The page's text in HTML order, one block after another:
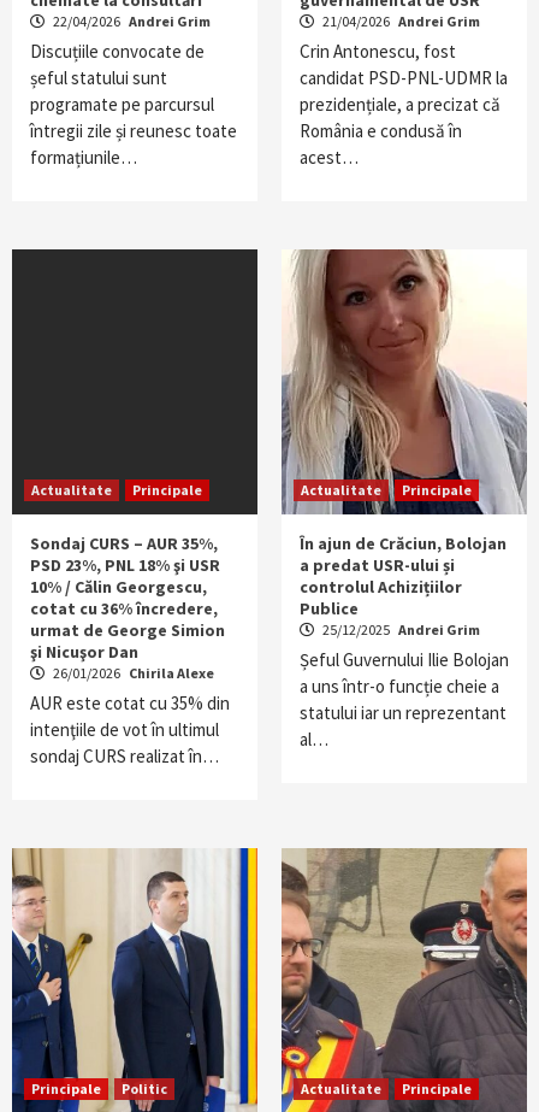
22/04/2026 Andrei Grim
Discuțiile convocate de
șeful statului sunt
programate pe parcursul
întregii zile și reunesc toate
formațiunile…
21/04/2026 Andrei Grim
Crin Antonescu, fost
candidat PSD-PNL-UDMR la
prezidențiale, a precizat că
România e condusă în
acest…
Actualitate Principale
Sondaj CURS – AUR 35%,
PSD 23%, PNL 18% şi USR
10% / Călin Georgescu,
cotat cu 36% încredere,
urmat de George Simion
şi Nicuşor Dan
26/01/2026 Chirila Alexe
AUR este cotat cu 35% din
intenţiile de vot în ultimul
sondaj CURS realizat în…
Actualitate Principale
În ajun de Crăciun, Bolojan
a predat USR-ului și
controlul Achizițiilor
Publice
25/12/2025 Andrei Grim
Șeful Guvernului Ilie Bolojan
a uns într-o funcție cheie a
statului iar un reprezentant
al…
Principale Politic Actualitate Principale